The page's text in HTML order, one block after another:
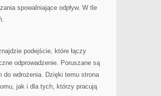
spowalniające odpływ. W tle
podejście, które łączy
odprowadzenie. Poruszane są
do wdrożenia. Dzięki temu strona
jak i dla tych, którzy pracują